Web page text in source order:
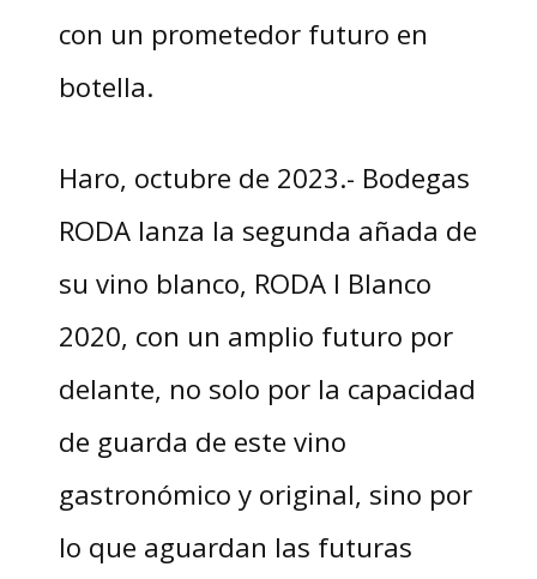
con un prometedor futuro en
botella.
Haro, octubre de 2023.- Bodegas
RODA lanza la segunda añada de
su vino blanco, RODA I Blanco
2020, con un amplio futuro por
delante, no solo por la capacidad
de guarda de este vino
gastronómico y original, sino por
lo que aguardan las futuras